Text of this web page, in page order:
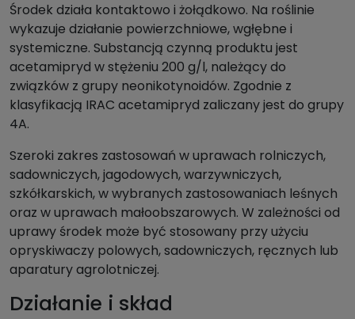
Środek działa kontaktowo i żołądkowo. Na roślinie
wykazuje działanie powierzchniowe, wgłębne i
systemiczne. Substancją czynną produktu jest
acetamipryd w stężeniu 200 g/l, należący do
związków z grupy neonikotynoidów. Zgodnie z
klasyfikacją IRAC acetamipryd zaliczany jest do grupy
4A.
Szeroki zakres zastosowań w uprawach rolniczych,
sadowniczych, jagodowych, warzywniczych,
szkółkarskich, w wybranych zastosowaniach leśnych
oraz w uprawach małoobszarowych. W zależności od
uprawy środek może być stosowany przy użyciu
opryskiwaczy polowych, sadowniczych, ręcznych lub
aparatury agrolotniczej.
Działanie i skład